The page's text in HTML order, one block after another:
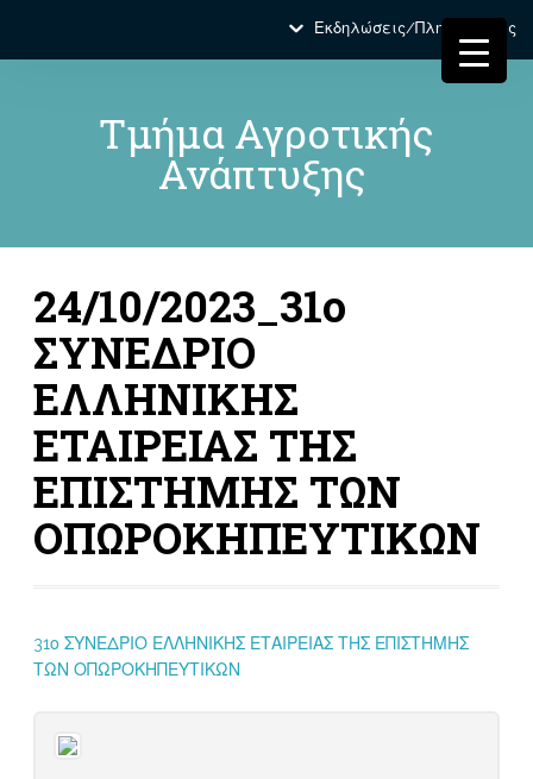
Εκδηλώσεις/Πληροφορίες
Τμήμα Αγροτικής
Ανάπτυξης
24/10/2023_31ο
ΣΥΝΕΔΡΙΟ
ΕΛΛΗΝΙΚΗΣ
ΕΤΑΙΡΕΙΑΣ ΤΗΣ
ΕΠΙΣΤΗΜΗΣ ΤΩΝ
ΟΠΩΡΟΚΗΠΕΥΤΙΚΩΝ
31ο ΣΥΝΕΔΡΙΟ ΕΛΛΗΝΙΚΗΣ ΕΤΑΙΡΕΙΑΣ ΤΗΣ ΕΠΙΣΤΗΜΗΣ
ΤΩΝ ΟΠΩΡΟΚΗΠΕΥΤΙΚΩΝ